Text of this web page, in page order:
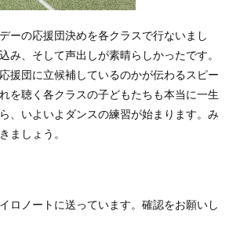
ーの応援団決めを各クラスで行ないまし
み、そして声出しが素晴らしかったです。
援団に立候補しているのかが伝わるスピー
を聴く各クラスの子どもたちも本当に一生
、いよいよダンスの練習が始まります。み
ましょう。
ロノートに送っています。確認をお願いし